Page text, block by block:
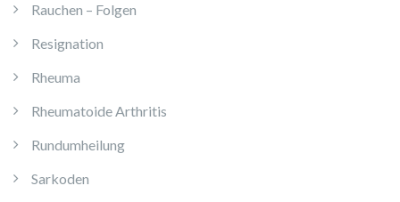
Rauchen – Folgen
Resignation
Rheuma
Rheumatoide Arthritis
Rundumheilung
Sarkoden